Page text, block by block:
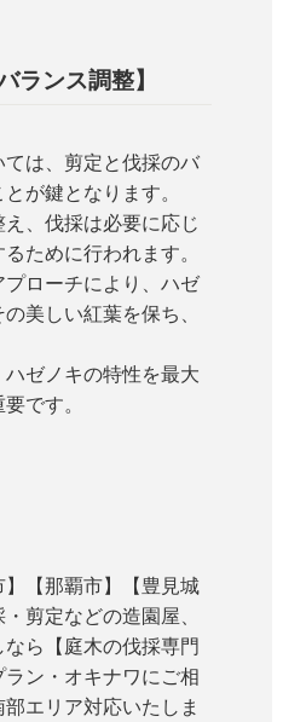
ランス調整】
は、剪定と伐採のバ
が鍵となります。
、伐採は必要に応じ
ために行われます。
ローチにより、ハゼ
美しい紅葉を保ち、
ゼノキの特性を最大
です。
】【那覇市】【豊見城
剪定などの造園屋、
ら【庭木の伐採専門
ン・オキナワにご相
エリア対応いたしま